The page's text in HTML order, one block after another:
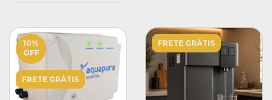
10%
OFF
FRETE GRÁTIS
FRETE GRÁTIS